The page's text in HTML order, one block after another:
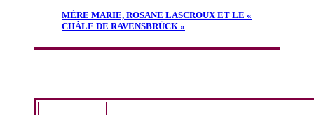
MÈRE MARIE, ROSANE LASCROUX ET LE «
CHÂLE DE RAVENSBRÜCK »